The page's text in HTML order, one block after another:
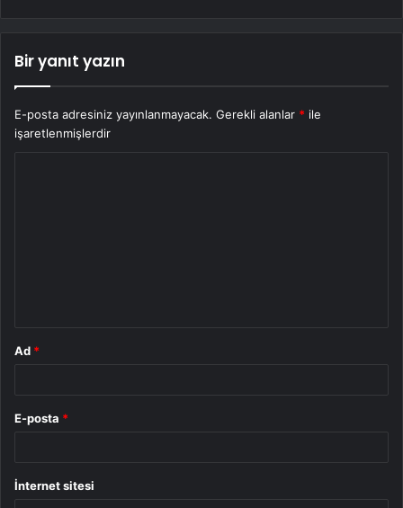
Bir yanıt yazın
E-posta adresiniz yayınlanmayacak. Gerekli alanlar * ile
işaretlenmişlerdir
Ad *
E-posta *
İnternet sitesi